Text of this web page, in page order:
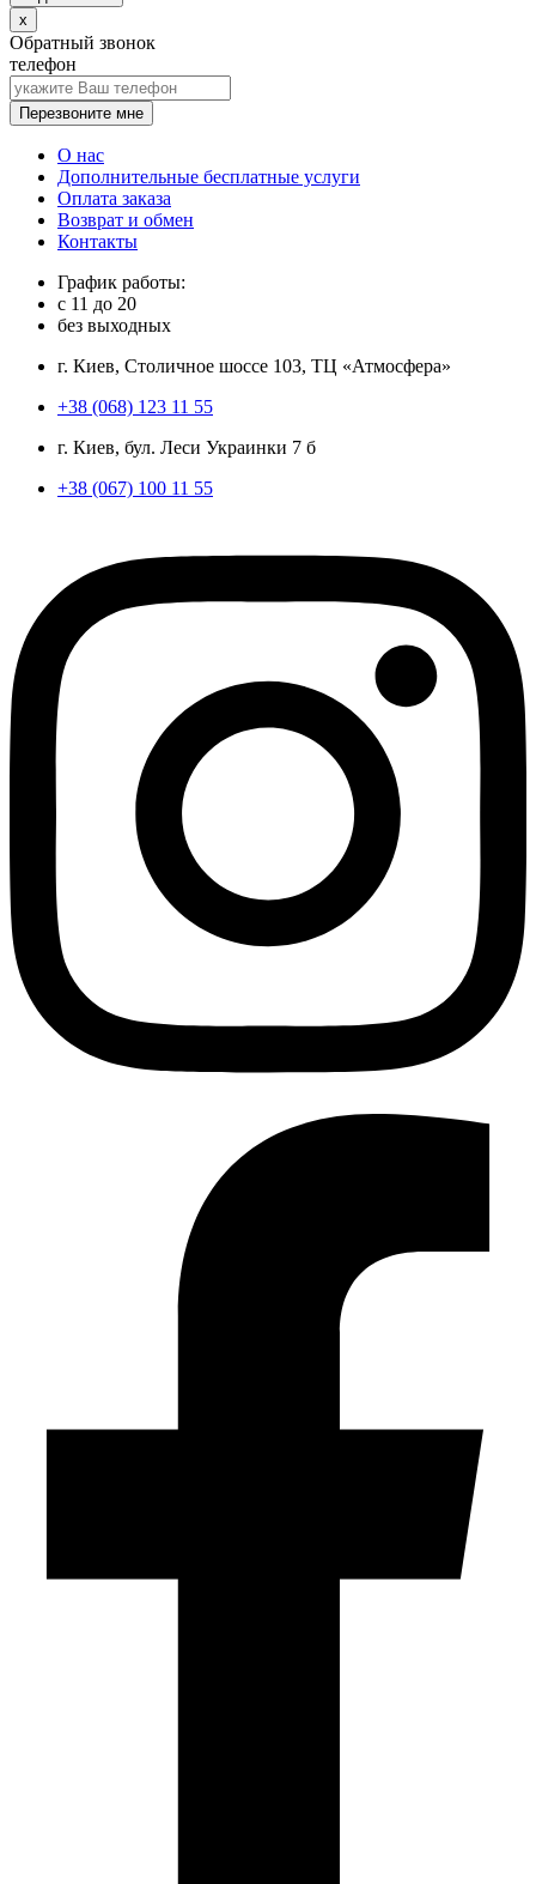
x
Обратный звонок
телефон
Перезвоните мне
О нас
Дополнительные бесплатные услуги
Оплата заказа
Возврат и обмен
Контакты
График работы:
с 11 до 20
без выходных
г. Киев, Столичное шоссе 103, ТЦ «Атмосфера»
+38 (068) 123 11 55
г. Киев, бул. Леси Украинки 7 б
+38 (067) 100 11 55